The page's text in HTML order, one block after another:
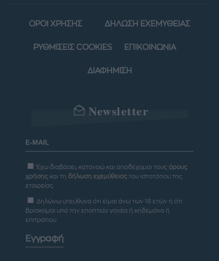
ΟΡΟΙ ΧΡΗΣΗΣ ΔΗΛΩΣΗ ΕΧΕΜΥΘΕΙΑΣ
ΡΥΘΜΙΣΕΙΣ COOKIES ΕΠΙΚΟΙΝΩΝΙΑ
ΔΙΑΦΗΜΙΣΗ
Newsletter
Έχω διαβάσει, κατανοώ και αποδέχομαι τους όρους
χρήσης και τη δήλωση εχεμύθειας του ιστοτόπου της
εταιρείας
Δηλώνω υπεύθυνα ότι είμαι άνω των 18 ετών ή ότι
βρίσκομαι υπό την εποπτεία γονέα ή κηδεμόνα ή
επιτρόπου
Εγγραφή